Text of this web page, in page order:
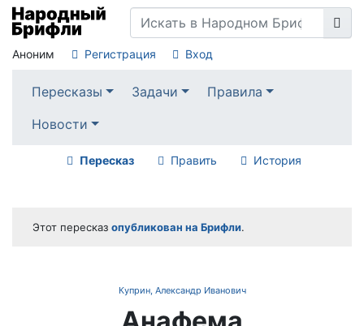
Аноним Регистрация Вход
Пересказы Задачи
Правила
Новости
Пересказ Править История
Этот пересказ опубликован на Брифли.
Куприн, Александр Иванович